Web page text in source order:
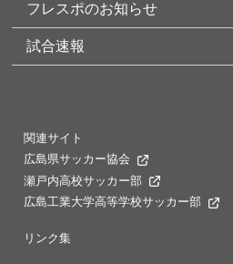
フレスポのお知らせ
試合速報
関連サイト
広島県サッカー協会
瀬戸内高校サッカー部
広島工業大学高等学校サッカー部
リンク集